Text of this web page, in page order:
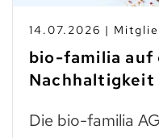
14.07.2026 |
bio-familia auf
Nachhaltigkeit
Die bio-familia